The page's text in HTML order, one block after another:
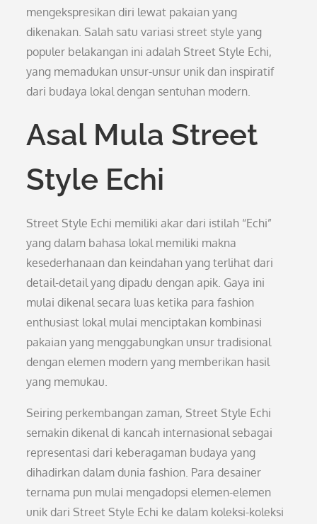
mengekspresikan diri lewat pakaian yang
dikenakan. Salah satu variasi street style yang
populer belakangan ini adalah Street Style Echi,
yang memadukan unsur-unsur unik dan inspiratif
dari budaya lokal dengan sentuhan modern.
Asal Mula Street
Style Echi
Street Style Echi memiliki akar dari istilah “Echi”
yang dalam bahasa lokal memiliki makna
kesederhanaan dan keindahan yang terlihat dari
detail-detail yang dipadu dengan apik. Gaya ini
mulai dikenal secara luas ketika para fashion
enthusiast lokal mulai menciptakan kombinasi
pakaian yang menggabungkan unsur tradisional
dengan elemen modern yang memberikan hasil
yang memukau.
Seiring perkembangan zaman, Street Style Echi
semakin dikenal di kancah internasional sebagai
representasi dari keberagaman budaya yang
dihadirkan dalam dunia fashion. Para desainer
ternama pun mulai mengadopsi elemen-elemen
unik dari Street Style Echi ke dalam koleksi-koleksi